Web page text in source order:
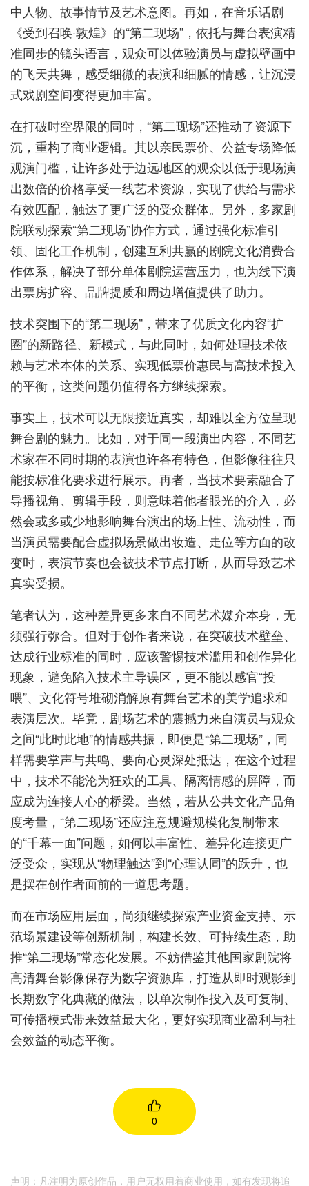
中人物、故事情节及艺术意图。再如，在音乐话剧
《受到召唤·敦煌》的“第二现场”，依托与舞台表演精
准同步的镜头语言，观众可以体验演员与虚拟壁画中
的飞天共舞，感受细微的表演和细腻的情感，让沉浸
式戏剧空间变得更加丰富。
在打破时空界限的同时，“第二现场”还推动了资源下
沉，重构了商业逻辑。其以亲民票价、公益专场降低
观演门槛，让许多处于边远地区的观众以低于现场演
出数倍的价格享受一线艺术资源，实现了供给与需求
有效匹配，触达了更广泛的受众群体。另外，多家剧
院联动探索“第二现场”协作方式，通过强化标准引
领、固化工作机制，创建互利共赢的剧院文化消费合
作体系，解决了部分单体剧院运营压力，也为线下演
出票房扩容、品牌提质和周边增值提供了助力。
技术突围下的“第二现场”，带来了优质文化内容“扩
圈”的新路径、新模式，与此同时，如何处理技术依
赖与艺术本体的关系、实现低票价惠民与高技术投入
的平衡，这类问题仍值得各方继续探索。
事实上，技术可以无限接近真实，却难以全方位呈现
舞台剧的魅力。比如，对于同一段演出内容，不同艺
术家在不同时期的表演也许各有特色，但影像往往只
能按标准化要求进行展示。再者，当技术要素融合了
导播视角、剪辑手段，则意味着他者眼光的介入，必
然会或多或少地影响舞台演出的场上性、流动性，而
当演员需要配合虚拟场景做出妆造、走位等方面的改
变时，表演节奏也会被技术节点打断，从而导致艺术
真实受损。
笔者认为，这种差异更多来自不同艺术媒介本身，无
须强行弥合。但对于创作者来说，在突破技术壁垒、
达成行业标准的同时，应该警惕技术滥用和创作异化
现象，避免陷入技术主导误区，更不能以感官“投
喂”、文化符号堆砌消解原有舞台艺术的美学追求和
表演层次。毕竟，剧场艺术的震撼力来自演员与观众
之间“此时此地”的情感共振，即便是“第二现场”，同
样需要掌声与共鸣、要向心灵深处抵达，在这个过程
中，技术不能沦为狂欢的工具、隔离情感的屏障，而
应成为连接人心的桥梁。当然，若从公共文化产品角
度考量，“第二现场”还应注意规避规模化复制带来
的“千幕一面”问题，如何以丰富性、差异化连接更广
泛受众，实现从“物理触达”到“心理认同”的跃升，也
是摆在创作者面前的一道思考题。
而在市场应用层面，尚须继续探索产业资金支持、示
范场景建设等创新机制，构建长效、可持续生态，助
推“第二现场”常态化发展。不妨借鉴其他国家剧院将
高清舞台影像保存为数字资源库，打造从即时观影到
长期数字化典藏的做法，以单次制作投入及可复制、
可传播模式带来效益最大化，更好实现商业盈利与社
会效益的动态平衡。
0
声明：凡注明为原创作品，用户无权用着商业使用，如有发现将追